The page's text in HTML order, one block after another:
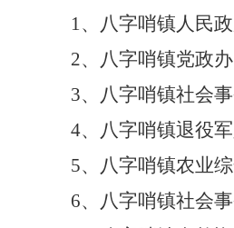
1、 八字哨镇人民
2、 八字哨镇党政办
3、八字哨镇社会
4、八字哨镇退役
5、八字哨镇农业
6、八字哨镇社会